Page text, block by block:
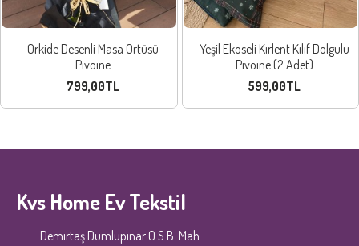
Orkide Desenli Masa Örtüsü
Pivoine
799,00TL
Yeşil Ekoseli Kırlent Kılıf Dolgulu
Pivoine (2 Adet)
599,00TL
Kvs Home Ev Tekstil
Demirtaş Dumlupınar O.S.B. Mah.